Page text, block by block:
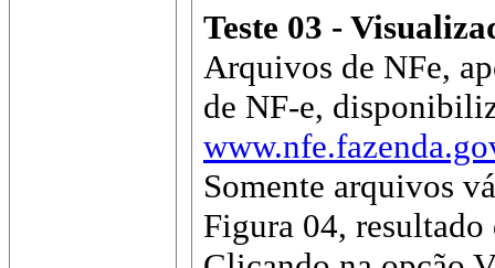
Teste 03 -
Arquivos de NFe,
de NF-e,
Somente arquivos
Figura 04,